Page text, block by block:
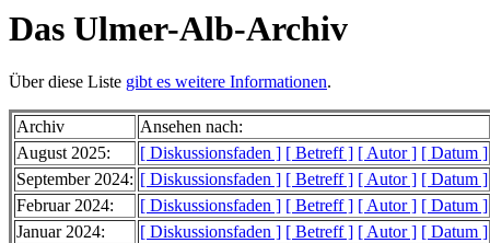
Das Ulmer-Alb-Archiv
Über diese Liste gibt es weitere Informationen.
Archiv
Ansehen nach:
August 2025:
[ Diskussionsfaden ] [ Betreff ] [ Autor ] [ Datum ]
September 2024: [ Diskussionsfaden ] [ Betreff ] [ Autor ] [ Datum ]
Februar 2024:
[ Diskussionsfaden ] [ Betreff ] [ Autor ] [ Datum ]
Januar 2024:
[ Diskussionsfaden ] [ Betreff ] [ Autor ] [ Datum ]